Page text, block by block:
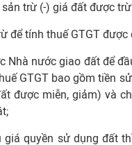
trừ (-) giá đất được trừ
để tính thuế GTGT
Nhà nước giao đất để
GTGT bao gồm tiền
được miễn, giảm) và
giá quyền sử dụng đất